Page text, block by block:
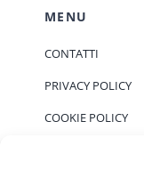
MENU
CONTATTI
PRIVACY POLICY
COOKIE POLICY